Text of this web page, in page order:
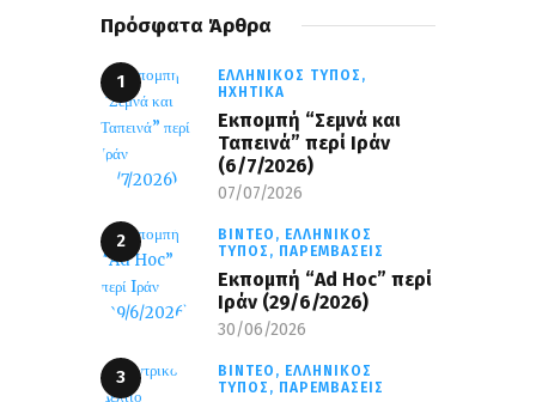
Πρόσφατα Άρθρα
ΕΛΛΗΝΙΚΌΣ ΤΎΠΟΣ,
ΗΧΗΤΙΚΆ
Εκπομπή “Σεμνά και
Ταπεινά” περί Ιράν
(6/7/2026)
07/07/2026
ΒΊΝΤΕΟ, ΕΛΛΗΝΙΚΌΣ
ΤΎΠΟΣ, ΠΑΡΕΜΒΆΣΕΙΣ
Εκπομπή “Ad Hoc” περί
Iράν (29/6/2026)
30/06/2026
ΒΊΝΤΕΟ, ΕΛΛΗΝΙΚΌΣ
ΤΎΠΟΣ, ΠΑΡΕΜΒΆΣΕΙΣ